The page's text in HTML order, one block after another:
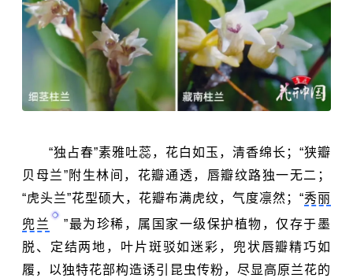
“独占春”素雅吐蕊，花白如玉，清香绵长；“狭瓣
贝母兰”附生林间，花瓣通透，唇瓣纹路独一无二；
“虎头兰”花型硕大，花瓣布满虎纹，气度凛然；“秀丽
兜兰
”最为珍稀，属国家一级保护植物，仅存于墨
脱、定结两地，叶片斑驳如迷彩，兜状唇瓣精巧如
履，以独特花部构造诱引昆虫传粉，尽显高原兰花的